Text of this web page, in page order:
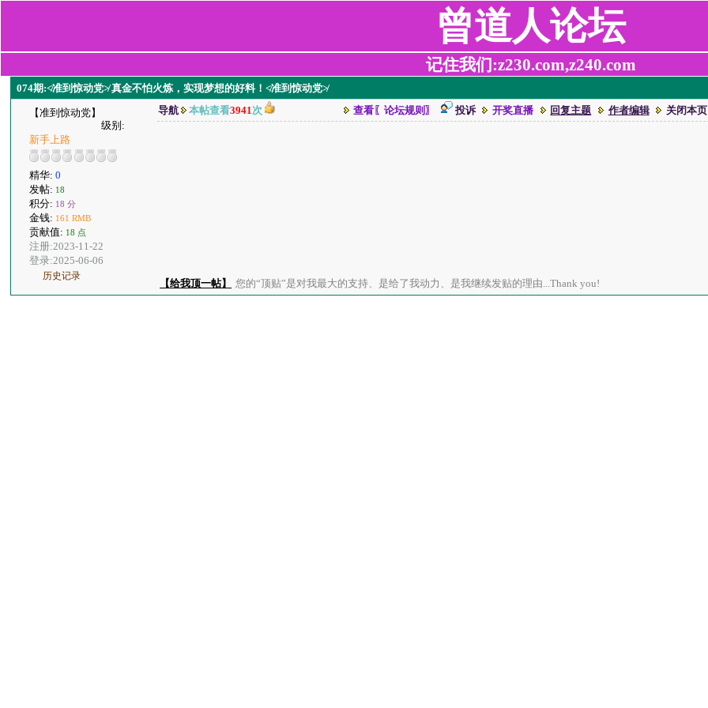
曾道人论坛
记住我们:z230.com,z240.com
074期:≮准到惊动党≯ 真金不怕火炼，实现梦想的好料！≮准到惊动党≯
【准到惊动党】
级别:
新手上路
精华:0
发帖: 18
积分: 18 分
金钱: 161 RMB
贡献值: 18 点
注册:2023-11-22
登录:2025-06-06
历史记录
导航 本帖查看3941次 查看〖论坛规则〗 投诉 开奖直播 回复主题 作者编辑 关闭本页
【给我顶一帖】 您的“顶贴”是对我最大的支持、是给了我动力、是我继续发贴的理由...Thank you!